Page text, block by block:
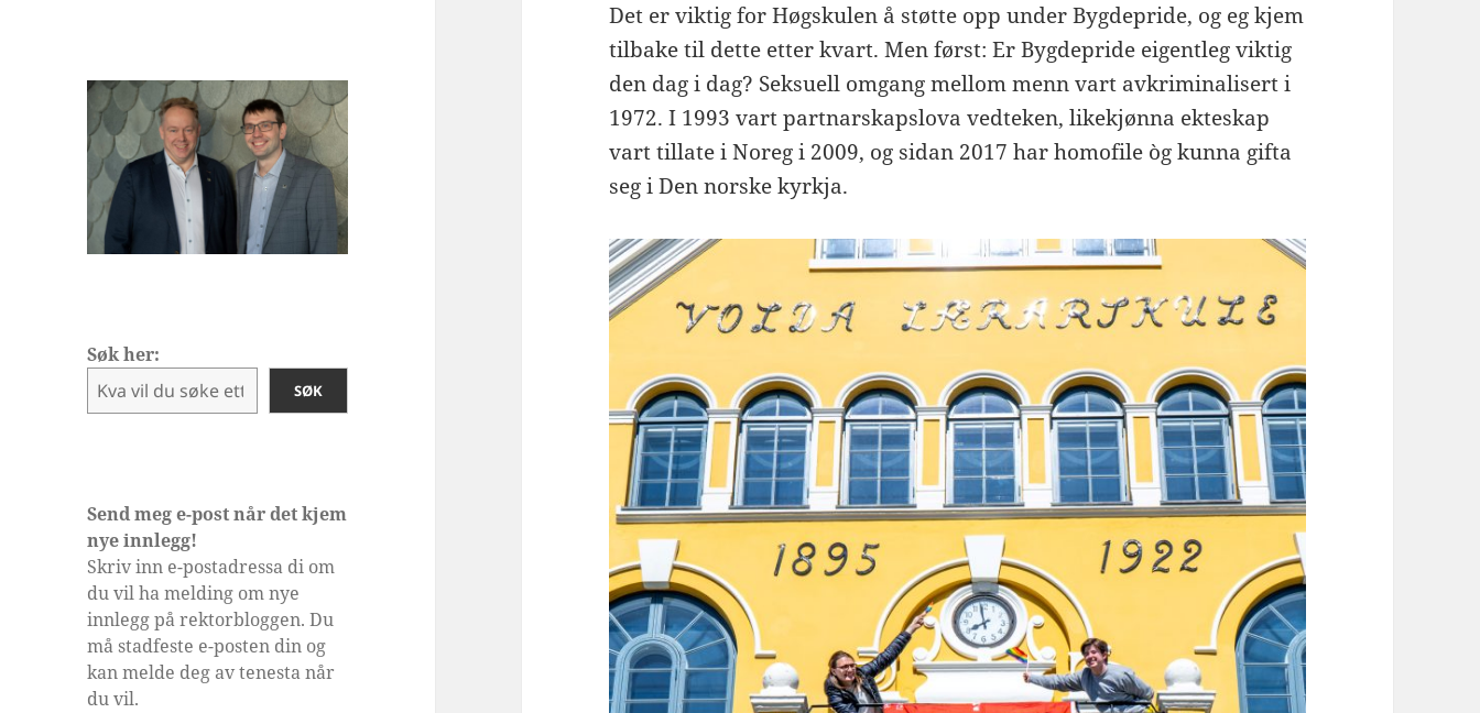
Søk her:
SØK
Send meg e-post når det kjem
nye innlegg!
Skriv inn e-postadressa di om
du vil ha melding om nye
innlegg på rektorbloggen. Du
må stadfeste e-posten din og
kan melde deg av tenesta når
du vil.
Det er viktig for Høgskulen å støtte opp under Bygdepride, og eg kjem
tilbake til dette etter kvart. Men først: Er Bygdepride eigentleg viktig
den dag i dag? Seksuell omgang mellom menn vart avkriminalisert i
1972. I 1993 vart partnarskapslova vedteken, likekjønna ekteskap
vart tillate i Noreg i 2009, og sidan 2017 har homofile òg kunna gifta
seg i Den norske kyrkja.